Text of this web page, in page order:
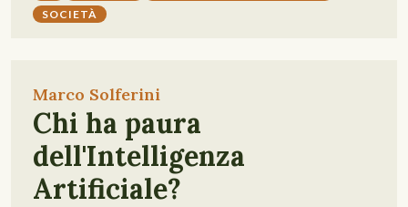
SOCIETÀ
Marco Solferini
Chi ha paura
dell'Intelligenza
Artificiale?